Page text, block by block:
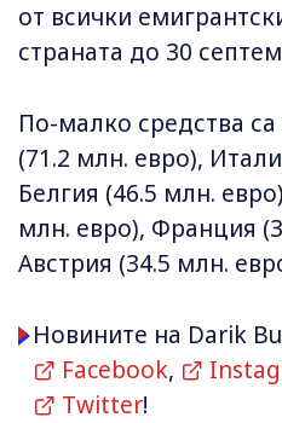
от всички
страната до 30
По-малко средства
(71.2 млн. евро),
Белгия (46.5 млн.
млн. евро), Франция
Австрия (34.5 млн.
Новините на Darik
Facebook,
Twitter!